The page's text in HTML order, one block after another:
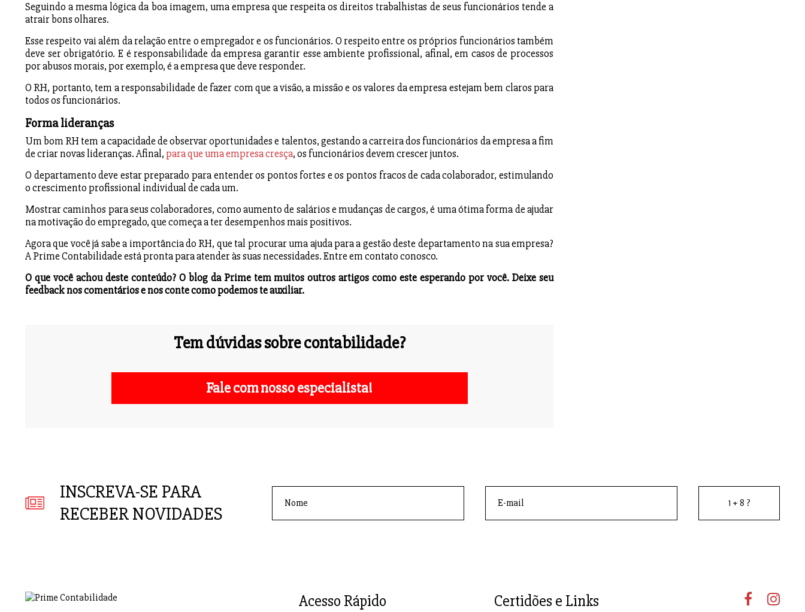
Seguindo a mesma lógica da boa imagem, uma empresa que respeita os direitos trabalhistas de seus funcionários tende a
atrair bons olhares.
Esse respeito vai além da relação entre o empregador e os funcionários. O respeito entre os próprios funcionários também
deve ser obrigatório. E é responsabilidade da empresa garantir esse ambiente profissional, afinal, em casos de processos
por abusos morais, por exemplo, é a empresa que deve responder.
O RH, portanto, tem a responsabilidade de fazer com que a visão, a missão e os valores da empresa estejam bem claros para
todos os funcionários.
Forma lideranças
Um bom RH tem a capacidade de observar oportunidades e talentos, gestando a carreira dos funcionários da empresa a fim
de criar novas lideranças. Afinal, para que uma empresa cresça, os funcionários devem crescer juntos.
O departamento deve estar preparado para entender os pontos fortes e os pontos fracos de cada colaborador, estimulando
o crescimento profissional individual de cada um.
Mostrar caminhos para seus colaboradores, como aumento de salários e mudanças de cargos, é uma ótima forma de ajudar
na motivação do empregado, que começa a ter desempenhos mais positivos.
Agora que você já sabe a importância do RH, que tal procurar uma ajuda para a gestão deste departamento na sua empresa?
A Prime Contabilidade está pronta para atender às suas necessidades. Entre em contato conosco.
O que você achou deste conteúdo? O blog da Prime tem muitos outros artigos como este esperando por você. Deixe seu
feedback nos comentários e nos conte como podemos te auxiliar.
Tem dúvidas sobre contabilidade?
Fale com nosso especialista!
INSCREVA-SE PARA
RECEBER NOVIDADES
Acesso Rápido Certidões e Links